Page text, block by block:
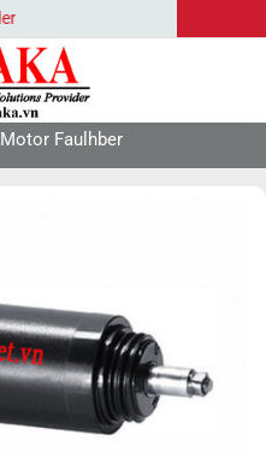
Motor Faulhber